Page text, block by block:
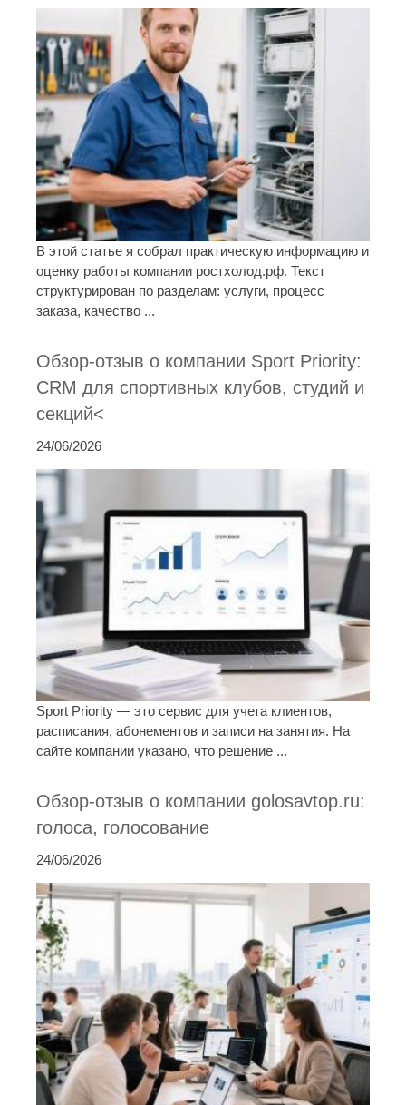
В этой статье я собрал практическую информацию и
оценку работы компании ростхолод.рф. Текст
структурирован по разделам: услуги, процесс
заказа, качество ...
Обзор-отзыв о компании Sport Priority:
CRM для спортивных клубов, студий и
секций<
24/06/2026
Sport Priority — это сервис для учета клиентов,
расписания, абонементов и записи на занятия. На
сайте компании указано, что решение ...
Обзор-отзыв о компании golosavtop.ru:
голоса, голосование
24/06/2026